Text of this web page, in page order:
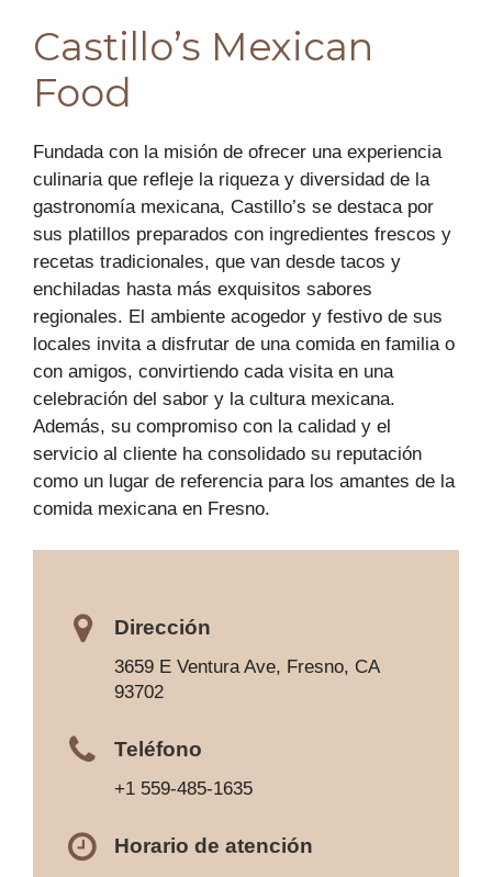
Castillo’s Mexican
Food
Fundada con la misión de ofrecer una experiencia
culinaria que refleje la riqueza y diversidad de la
gastronomía mexicana, Castillo’s se destaca por
sus platillos preparados con ingredientes frescos y
recetas tradicionales, que van desde tacos y
enchiladas hasta más exquisitos sabores
regionales. El ambiente acogedor y festivo de sus
locales invita a disfrutar de una comida en familia o
con amigos, convirtiendo cada visita en una
celebración del sabor y la cultura mexicana.
Además, su compromiso con la calidad y el
servicio al cliente ha consolidado su reputación
como un lugar de referencia para los amantes de la
comida mexicana en Fresno.
Dirección
3659 E Ventura Ave, Fresno, CA
93702
Teléfono
+1 559-485-1635
Horario de atención